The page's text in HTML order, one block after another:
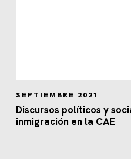
SEPTIEMBRE 2021
Discursos políticos y
inmigración en la CAE